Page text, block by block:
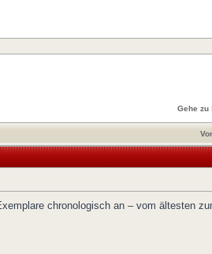
Gehe zu
chronologisch an – vom ältesten